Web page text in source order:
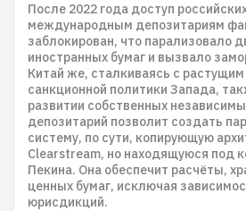
После 2022 года доступ
международным депозитариям
заблокирован, что парализовало
иностранных бумаг и вызвало
Китай же, сталкиваясь с
санкционной политики Запада,
развитии собственных
депозитарий позволит создать
систему, по сути, копирующую
Clearstream, но находящуюся под
Пекина. Она обеспечит расчёты,
ценных бумаг, исключая
юрисдикций.